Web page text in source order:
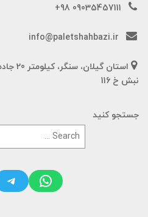
09035457111 98+
info@paletshahbazi.ir
استان
نبش خ 116
جستجو کنید